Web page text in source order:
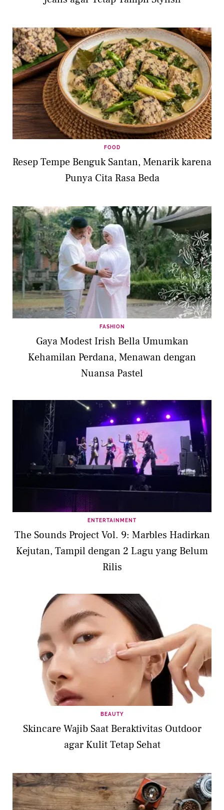
FOOD
Resep Tempe Benguk Santan, Menarik karena
Punya Cita Rasa Beda
FASHION
Gaya Modest Irish Bella Umumkan
Kehamilan Perdana, Menawan dengan
Nuansa Pastel
ENTERTAINMENT
The Sounds Project Vol. 9: Marbles Hadirkan
Kejutan, Tampil dengan 2 Lagu yang Belum
Rilis
BEAUTY
Skincare Wajib Saat Beraktivitas Outdoor
agar Kulit Tetap Sehat